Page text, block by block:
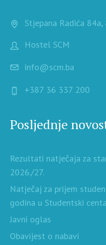
Stjepana Radića
Hostel SCM
info@scm.ba
+387 36 337 200
Posljednje
Rezultati natječaja za
2026./27.
Natječaj za prijem
godina u Studentski
Javni oglas
Obavijest o nabavi